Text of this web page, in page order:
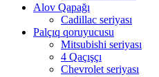
Alov Qapağı
Cadillac seriyası
Palçıq qoruyucusu
Mitsubishi seriyası
4 Qaçışçı
Chevrolet seriyası